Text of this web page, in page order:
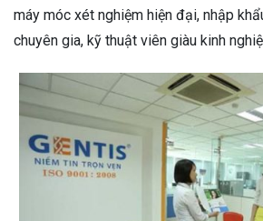
máy móc xét nghiệm hiện đại, nhập
chuyên gia, kỹ thuật viên giàu kinh